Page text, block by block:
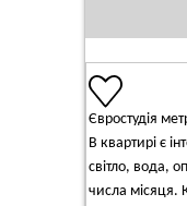
Євростудія
В квартирі є
світло, вода,
числа місяця.